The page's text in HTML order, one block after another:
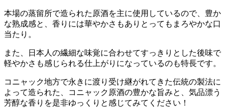
本場の蒸留所で造られた原酒を主に使用しているので、豊か
な熟成感と、香りには華やかさもありとってもまろやかな口
当たり。
また、日本人の繊細な味覚に合わせてすっきりとした後味で
軽やかさも感じられる仕上がりになっているのも特長です。
コニャック地方で永きに渡り受け継がれてきた伝統の製法に
よって造られた、コニャック原酒の豊かな旨みと、気品漂う
芳醇な香りを是非ゆっくりと感じてみてください！